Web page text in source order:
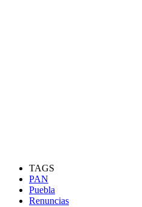
TAGS
PAN
Puebla
Renuncias